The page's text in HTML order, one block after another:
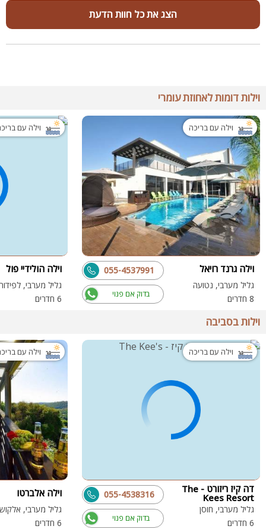
הצג את כל חוות הדעת
וילות דומות לאחוזת עומרי
וילה עם בריכה
וילה גרנד רויאל
גליל מערבי, נטועה
8 חדרים
בדוק אם פנוי
055-4537991
וילה עם
וילה הולידיי פול
גליל מערבי,
6 חדרים
וילות בסביבה
וילה עם בריכה
דה קיז ריזורט - The
Kees Resort
גליל מערבי, חוסן
6 חדרים
בדוק אם פנוי
055-4538316
וילה עם
וילה אלברטו
גליל מערבי, אלקוש
6 חדרים